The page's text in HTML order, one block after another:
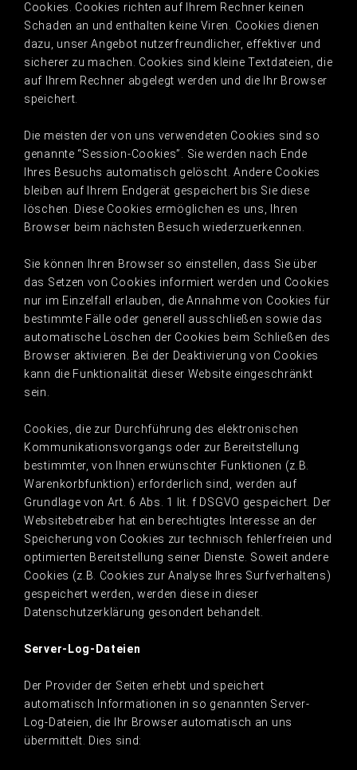
Cookies. Cookies richten auf Ihrem Rechner keinen
Schaden an und enthalten keine Viren. Cookies dienen
dazu, unser Angebot nutzerfreundlicher, effektiver und
sicherer zu machen. Cookies sind kleine Textdateien, die
auf Ihrem Rechner abgelegt werden und die Ihr Browser
speichert.
Die meisten der von uns verwendeten Cookies sind so
genannte “Session-Cookies”. Sie werden nach Ende
Ihres Besuchs automatisch gelöscht. Andere Cookies
bleiben auf Ihrem Endgerät gespeichert bis Sie diese
löschen. Diese Cookies ermöglichen es uns, Ihren
Browser beim nächsten Besuch wiederzuerkennen.
Sie können Ihren Browser so einstellen, dass Sie über
das Setzen von Cookies informiert werden und Cookies
nur im Einzelfall erlauben, die Annahme von Cookies für
bestimmte Fälle oder generell ausschließen sowie das
automatische Löschen der Cookies beim Schließen des
Browser aktivieren. Bei der Deaktivierung von Cookies
kann die Funktionalität dieser Website eingeschränkt
sein.
Cookies, die zur Durchführung des elektronischen
Kommunikationsvorgangs oder zur Bereitstellung
bestimmter, von Ihnen erwünschter Funktionen (z.B.
Warenkorbfunktion) erforderlich sind, werden auf
Grundlage von Art. 6 Abs. 1 lit. f DSGVO gespeichert. Der
Websitebetreiber hat ein berechtigtes Interesse an der
Speicherung von Cookies zur technisch fehlerfreien und
optimierten Bereitstellung seiner Dienste. Soweit andere
Cookies (z.B. Cookies zur Analyse Ihres Surfverhaltens)
gespeichert werden, werden diese in dieser
Datenschutzerklärung gesondert behandelt.
Server-Log-Dateien
Der Provider der Seiten erhebt und speichert
automatisch Informationen in so genannten Server-
Log-Dateien, die Ihr Browser automatisch an uns
übermittelt. Dies sind: